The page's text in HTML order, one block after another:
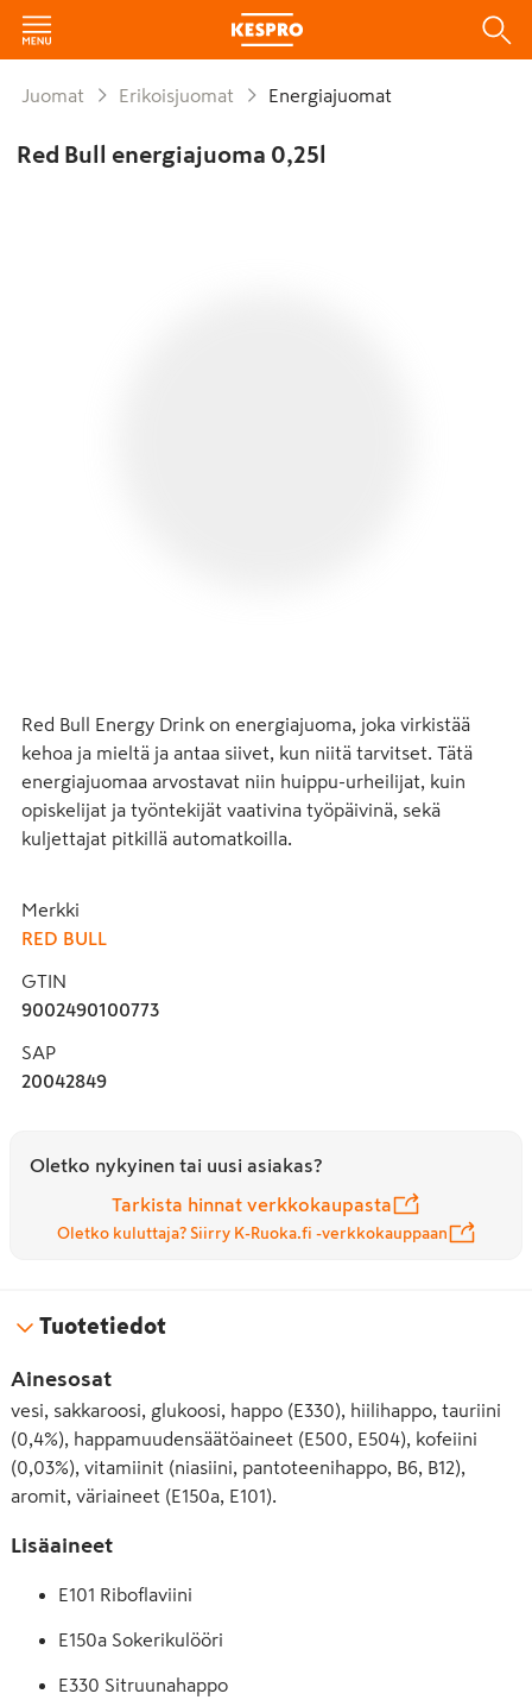
Juomat Erikoisjuomat Energiajuomat
Red Bull energiajuoma 0,25l
Red Bull Energy Drink on energiajuoma, joka virkistää
kehoa ja mieltä ja antaa siivet, kun niitä tarvitset. Tätä
energiajuomaa arvostavat niin huippu-urheilijat, kuin
opiskelijat ja työntekijät vaativina työpäivinä, sekä
kuljettajat pitkillä automatkoilla.
Merkki
RED BULL
GTIN
9002490100773
SAP
20042849
Oletko nykyinen tai uusi asiakas?
Tarkista hinnat verkkokaupasta
Oletko kuluttaja? Siirry K-Ruoka.fi -verkkokauppaan
Tuotetiedot
Ainesosat
vesi, sakkaroosi, glukoosi, happo (E330), hiilihappo, tauriini
(0,4%), happamuudensäätöaineet (E500, E504), kofeiini
(0,03%), vitamiinit (niasiini, pantoteenihappo, B6, B12),
aromit, väriaineet (E150a, E101).
Lisäaineet
E101 Riboflaviini
E150a Sokerikulööri
E330 Sitruunahappo